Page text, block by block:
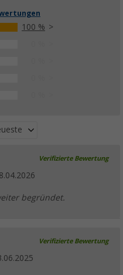
100 %
Verifizierte Bewertung
begründet.
Verifizierte Bewertung